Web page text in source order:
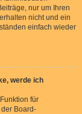
nur um Ihren
nicht und ein
einfach wieder
werde ich
für
Board-